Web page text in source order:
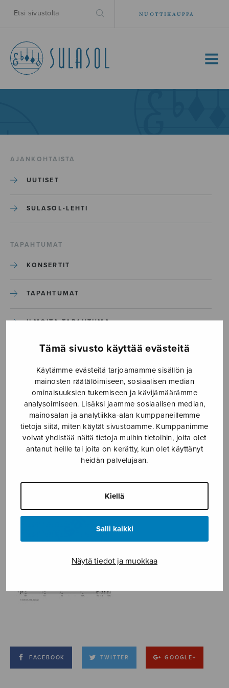
Tämä sivusto käyttää evästeitä
Käytämme evästeitä tarjoamamme sisällön ja
mainosten räätälöimiseen, sosiaalisen median
ominaisuuksien tukemiseen ja kävijämäärämme
analysoimiseen. Lisäksi jaamme sosiaalisen median,
mainosalan ja analytiikka-alan kumppaneillemme
tietoja siitä, miten käytät sivustoamme. Kumppanimme
voivat yhdistää näitä tietoja muihin tietoihin, joita olet
antanut heille tai joita on kerätty, kun olet käyttänyt
heidän palvelujaan.
Kiellä
Salli kaikki
Näytä tiedot ja muokkaa
NUOTTIKAUPPA
MENU
AJANKOHTAISTA
UUTISET
SULASOL-LEHTI
TAPAHTUMAT
KONSERTIT
TAPAHTUMAT
ILMOITA TAPAHTUMA
Korkeimman suojassa_S2800_Sivu_1
Korkeimman
suojassa_S2800_Sivu_1
15.5.2023
FACEBOOK TWITTER GOOGLE+